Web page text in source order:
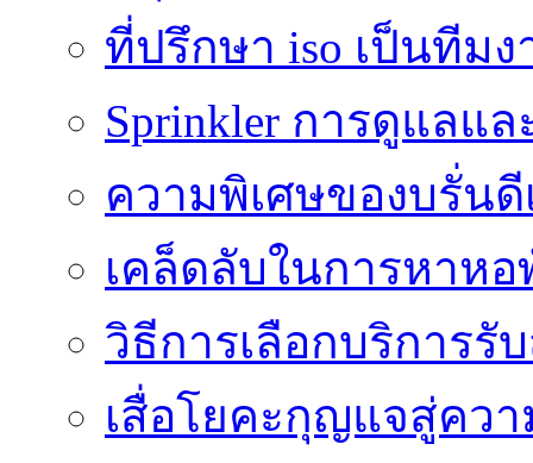
ที่ปรึกษา iso เป็นทีม
Sprinkler การดูแลแ
ความพิเศษของบรั่นดี
เคล็ดลับในการหาหอ
วิธีการเลือกบริการรั
เสื่อโยคะกุญแจสู่คว